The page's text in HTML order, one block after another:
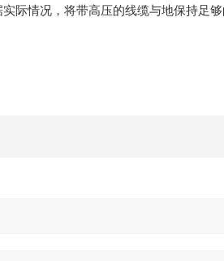
际情况，将带高压的线缆与地保持足